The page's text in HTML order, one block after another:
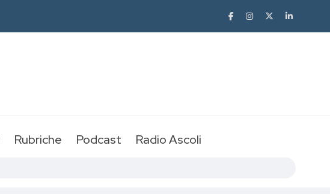
Rubriche Podcast Radio Ascoli